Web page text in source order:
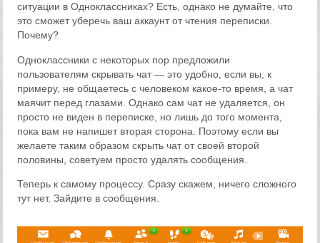
ситуации в Одноклассниках? Есть, однако не думайте, что
это сможет уберечь ваш аккаунт от чтения переписки.
Почему?
Одноклассники с некоторых пор предложили
пользователям скрывать чат — это удобно, если вы, к
примеру, не общаетесь с человеком какое-то время, а чат
маячит перед глазами. Однако сам чат не удаляется, он
просто не виден в переписке, но лишь до того момента,
пока вам не напишет вторая сторона. Поэтому если вы
желаете таким образом скрыть чат от своей второй
половины, советуем просто удалять сообщения.
Теперь к самому процессу. Сразу скажем, ничего сложного
тут нет. Зайдите в сообщения.